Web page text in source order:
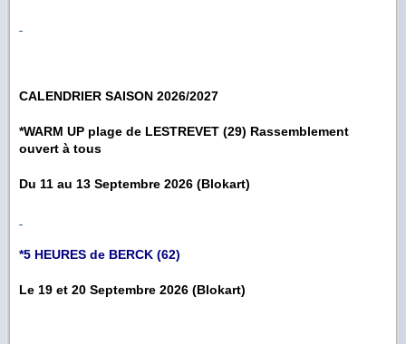
CALENDRIER SAISON 2026/2027
*WARM UP plage de LESTREVET (29) Rassemblement
ouvert à tous
Du 11 au 13 Septembre 2026 (Blokart)
*5 HEURES de BERCK (62)
Le 19 et 20 Septembre 2026 (Blokart)